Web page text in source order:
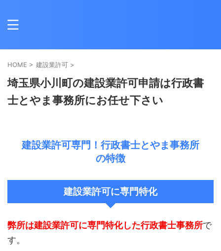
HOME > 建設業許可 >
埼玉県小川町の建設業許可申請は行政書
士とやま事務所にお任せ下さい
建設業許可専門！行政書士とやま事務所
の特徴
建設業許可に専門特化
弊所は建設業許可に専門特化した行政書士事務所で
す。